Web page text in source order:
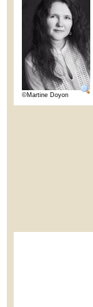
©Martine Doyon